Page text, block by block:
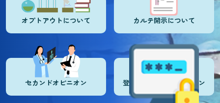
オプトアウトについて カルテ開示について
セカンドオピニオン 登録医・登録施設ログイン